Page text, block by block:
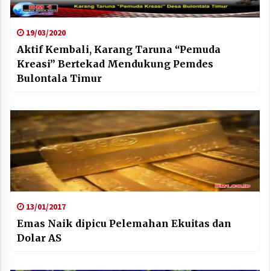
19/03/2020
Aktif Kembali, Karang Taruna “Pemuda
Kreasi” Bertekad Mendukung Pemdes
Bulontala Timur
13/01/2017
Emas Naik dipicu Pelemahan Ekuitas dan
Dolar AS